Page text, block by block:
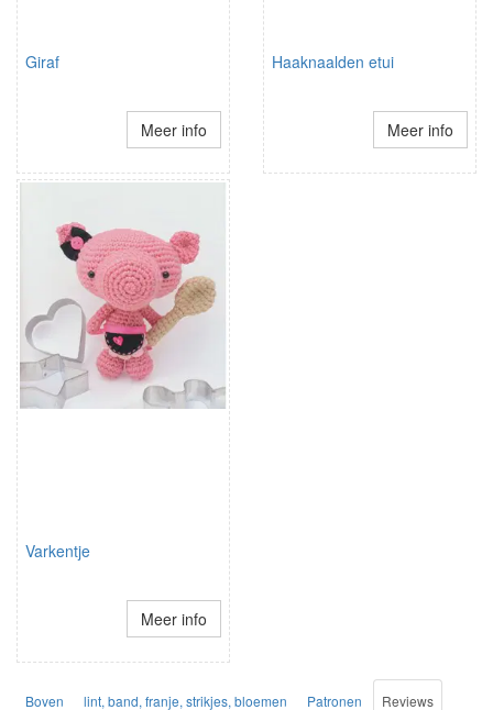
Giraf
Meer info
Haaknaalden etui
Meer info
Varkentje
Meer info
Boven lint, band, franje, strikjes, bloemen Patronen Reviews